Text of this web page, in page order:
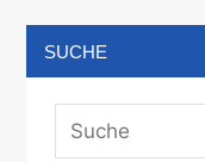
SUCHE